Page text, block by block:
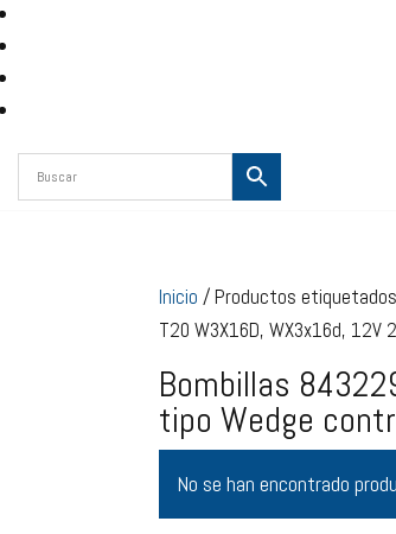
Inicio / Productos
T20 W3X16D, WX3x16d, 12V
Bombillas
tipo Wedge
No se han encontrado